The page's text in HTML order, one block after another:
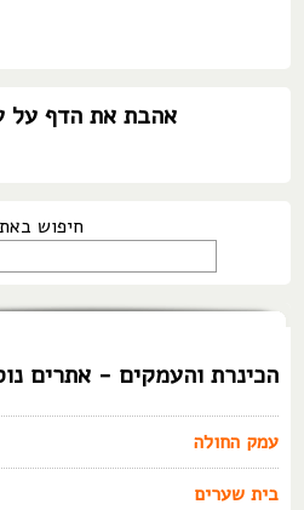
אהבת את הדף על
חיפוש
הכינרת והעמקים - אתרים
עמק החולה
בית שערים